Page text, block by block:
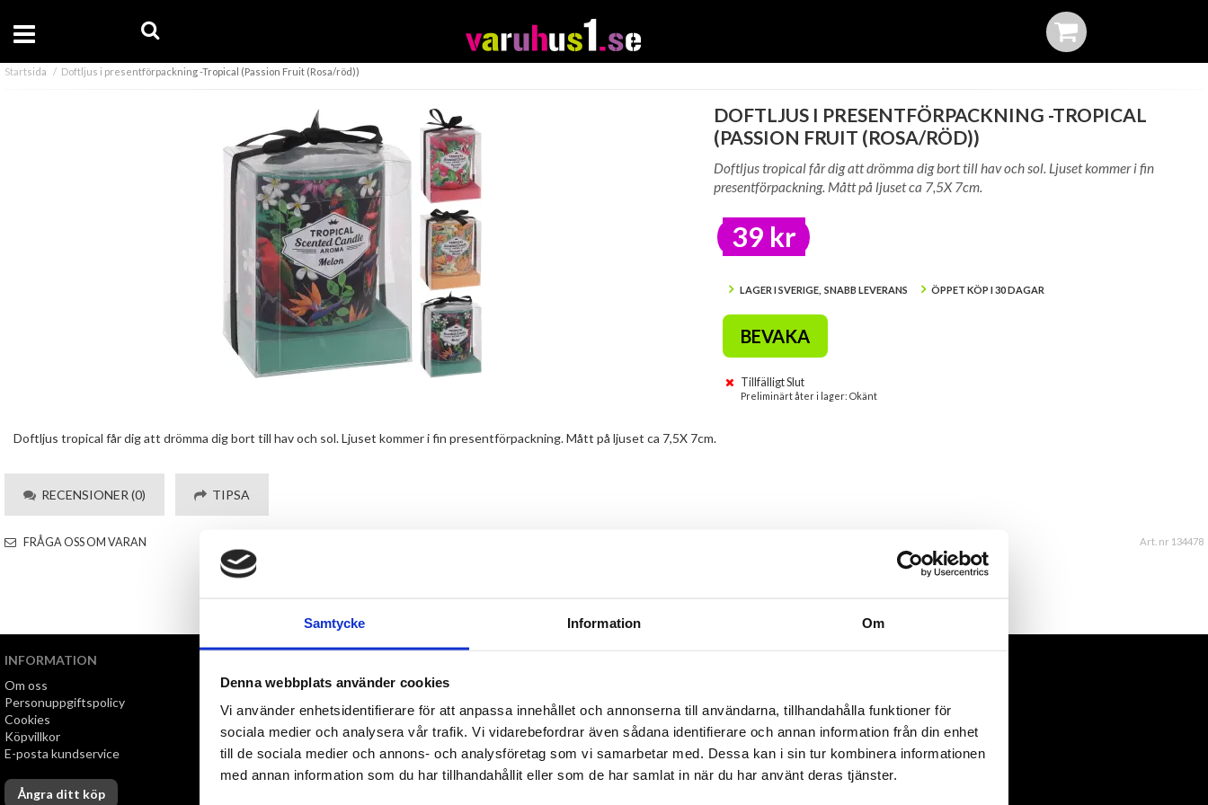
Samtycke Information Om
Denna webbplats använder cookies
Vi använder enhetsidentifierare för att anpassa innehållet och annonserna till användarna, tillhandahålla funktioner för
sociala medier och analysera vår trafik. Vi vidarebefordrar även sådana identifierare och annan information från din enhet
till de sociala medier och annons- och analysföretag som vi samarbetar med. Dessa kan i sin tur kombinera informationen
med annan information som du har tillhandahållit eller som de har samlat in när du har använt deras tjänster.
Startsida Doftljus i presentförpackning -Tropical (Passion Fruit (Rosa/röd))
DOFTLJUS I PRESENTFÖRPACKNING -TROPICAL
(PASSION FRUIT (ROSA/RÖD))
Doftljus tropical får dig att drömma dig bort till hav och sol. Ljuset kommer i fin
presentförpackning. Mått på ljuset ca 7,5X 7cm.
39 kr
LAGER I SVERIGE, SNABB LEVERANS ÖPPET KÖP I 30 DAGAR
BEVAKA
Tillfälligt Slut
Preliminärt åter i lager: Okänt
Doftljus tropical får dig att drömma dig bort till hav och sol. Ljuset kommer i fin presentförpackning. Mått på ljuset ca 7,5X 7cm.
RECENSIONER (0) TIPSA
FRÅGA OSS OM VARAN Art. nr 134478
INFORMATION
Om oss
Personuppgiftspolicy
Cookies
Köpvillkor
E-posta kundservice
Ångra ditt köp
Snabb leverans
Öppet köp i 30 dagar
Lager i Sverige
Leverans med Postnord